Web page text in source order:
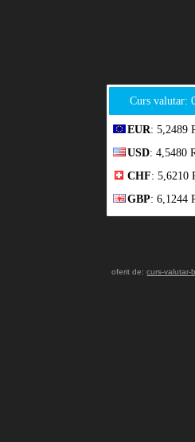
Curs valutar:
EUR: 5,2489
USD: 4,5480
CHF: 5,6210
GBP: 6,1244
oferit de:curs-valutar-